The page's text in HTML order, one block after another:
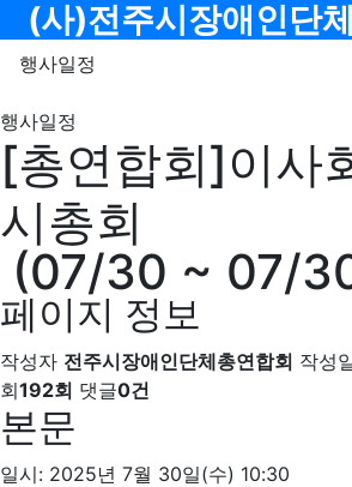
메뉴
(사)전주시장애인단
행사일정
행사일정
[총연합회]이사
시총회
(07/30 ~ 07/
페이지 정보
작성자 전주시장애인단체총연합회 작성
회192회 댓글0건
본문
일시: 2025년 7월 30일(수) 10:30